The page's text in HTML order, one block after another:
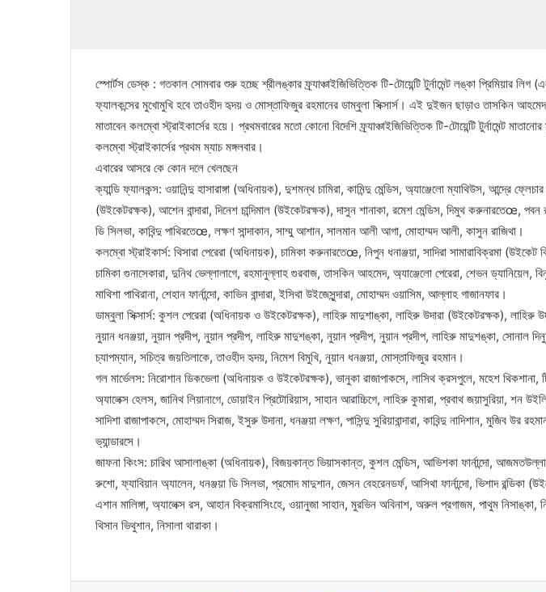
স্পোর্টস ডেস্ক : গতকাল সোমবার শুরু হচ্ছে শ্রীলঙ্কার ফ্র্যাঞ্চাইজিভিত্তিক টি-টোয়েন্টি টুর্নামেন্ট লঙ্কা প্রিমিয়ার লিগ
ফ্যালকন্সের মুখোমুখি হবে তাওহীদ হৃদয় ও মোস্তাফিজুর রহমানের ডাম্বুলা সিক্সার্স। এই দুইজন ছাড়াও তাসকিন
মাতাবেন কলম্বো স্ট্রাইকার্সের হয়ে। প্রথমবারের মতো কোনো বিদেশি ফ্র্যাঞ্চাইজিভিত্তিক টি-টোয়েন্টি টুর্নামেন্ট
কলম্বো স্ট্রাইকার্সের প্রথম ম্যাচ মঙ্গলবার।
এবারের আসরে কে কোন দলে খেলছেন
ক্যান্ডি ফ্যালকন্স: ওয়ানিন্দু হাসারাঙ্গা (অধিনায়ক), দুশমন্থ চামিরা, কামিন্দু মেন্ডিস, অ্যাঞ্জেলো ম্যাথিউস, আন্দ্রে
(উইকেটরক্ষক), আশেন বান্দারা, দিনেশ চান্দিমাল (উইকেটরক্ষক), দাসুন শানাকা, রমেশ মেন্ডিস, দিমুথ করুনারতেœ, পবন
ডি সিলভা, কাবিন্দু পাথিরতেœ, লক্ষণ সান্দাকান, সাম্মু আশান, সালমান আলী আগা, মোহাম্মদ আলী, কাসুন রাজিথা।
কলম্বো স্ট্রাইকার্স: থিসারা পেরেরা (অধিনায়ক), চামিকা করুনারতেœ, নিপুন ধনাঞ্জয়া, সাদিরা সামারাবিক্রমা (উইকেট
চামিকা গুনাসেকারা, দুনিথ ভেল্লালাগে, রহমানুল্লাহ গুরবাজ, তাসকিন আহমেদ, অ্যাঞ্জেলো পেরেরা, শেভন ড্যানিয়েল,
মাথিশা পাথিরানা, শেহান ফার্নান্দো, কাভিন বান্দারা, ইসিথা উইজেসুন্দারা, মোহাম্মদ ওয়াসিম, আল্লাহ গাজানফার।
ডাম্বুলা সিক্সার্স: কুশল পেরেরা (অধিনায়ক ও উইকেটরক্ষক), লাহিরু মাদুশাঙ্কা, লাহিরু উদারা (উইকেটরক্ষক), লাহিরু
নুয়ান ধনঞ্জয়া, নুয়ান প্রদীপ, নুয়ান প্রদীপ, লাহিরু মাদুশঙ্কা, নুয়ান প্রদীপ, নুয়ান প্রদীপ, লাহিরু মাদুশঙ্কা, সোনাল
চ্যাপম্যান, সচিত্র জয়তিলাকে, তাওহীদ হৃদয়, নিমেশ বিমুখি, নুয়ান ধনঞ্জয়া, মোস্তাফিজুর রহমান।
গল মার্ভেলস: নিরোশান ডিকভেলা (অধিনায়ক ও উইকেটরক্ষক), ভানুকা রাজাপাকসে, লাসিথ ক্রসপুলে, মহেশ থিকশানা,
অ্যালেক্স হেলস, জানিথ লিয়ানাগে, ডোয়াইন প্রিটোরিয়াস, সাহান আরাচ্চিগে, লাহিরু কুমারা, প্রবাথ জয়াসুরিয়া, শন
সাদিশা রাজাপাকসে, মোহাম্মদ সিরাজ, ইসুরু উদানা, ধনঞ্জয়া লক্ষণ, পাসিন্দু সুরিয়াবান্দারা, কাবিন্দু নাদিশান, মুজিব উর
ভ্যান্ডারসে।
জাফনা কিংস: চারিথ আসালাঙ্কা (অধিনায়ক), বিজয়কান্ত ভিয়াসকান্ত, কুশল মেন্ডিস, আভিশকা ফার্নান্দো,
রুশো, ফ্যাবিয়ান অ্যালেন, ধনঞ্জয়া ডি সিলভা, প্রমোদ মাদুশান, জেসন বেহরেনডর্ফ, আসিথা ফার্নান্দো, ভিশাদ রন্ডিকা
এশান মালিঙ্গা, অ্যালেক্স রস, আহান বিক্রমাসিংহে, ওয়ানুজা সাহান, মুরভিন অবিনাশ, অরুল প্রগাজম, পাথুম নিসাঙ্কা,
থিসান ভিথুশান, নিসালা থারাকা।